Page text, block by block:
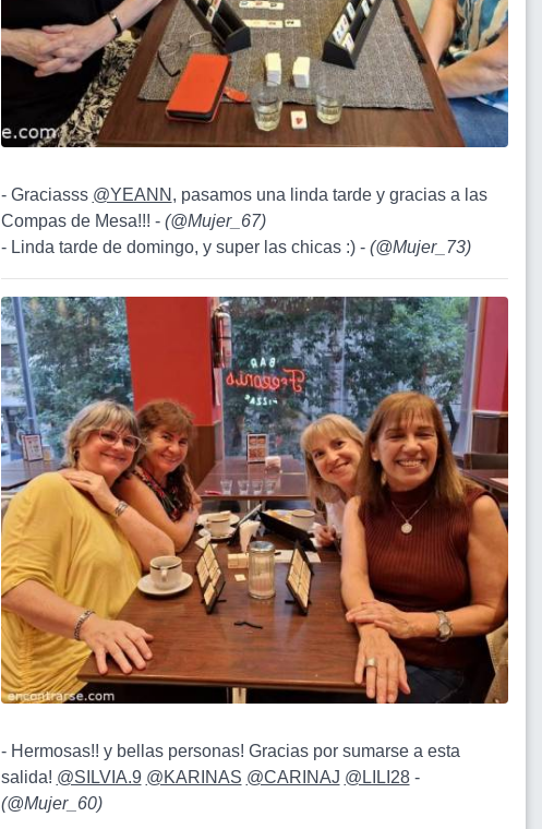
- Graciasss @YEANN , pasamos una linda tarde y gracias a las
Compas de Mesa!!! - (@Mujer_67)
- Linda tarde de domingo, y super las chicas :) - (@Mujer_73)
- Hermosas!! y bellas personas! Gracias por sumarse a esta
salida! @SILVIA.9 @KARINAS @CARINAJ @LILI28-
(@Mujer_60)